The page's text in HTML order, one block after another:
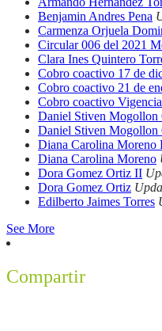
Benjamin Andres Pena
Carmenza Orjuela
Circular 006 del 2021
Clara Ines Quintero
Cobro coactivo 17 de
Cobro coactivo 21 de
Cobro coactivo
Daniel Stiven Mogollon
Daniel Stiven Mogollon
Diana Carolina Moreno
Diana Carolina Moreno
Dora Gomez Ortiz II
Dora Gomez Ortiz
Edilberto Jaimes Torres
See More
Compartir